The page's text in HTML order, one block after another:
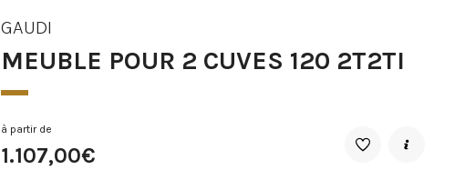
GAUDI
MEUBLE POUR 2 CUVES 120 2T2TI
à partir de
1.107,00€